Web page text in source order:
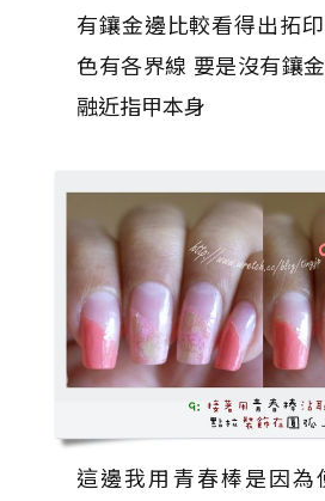
有鑲金邊比較看得出拓
色有各界線 要是沒有鑲
融近指甲本身
這邊我用青春棒是因為